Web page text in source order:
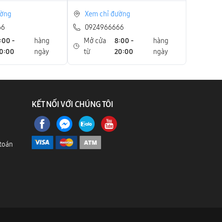
-
hàng
ngày
Xem chỉ đường
0924966666
Mở cửa
từ
8:00 -
20:00
hàng
ngày
KẾT NỐI VỚI CHÚNG TÔI